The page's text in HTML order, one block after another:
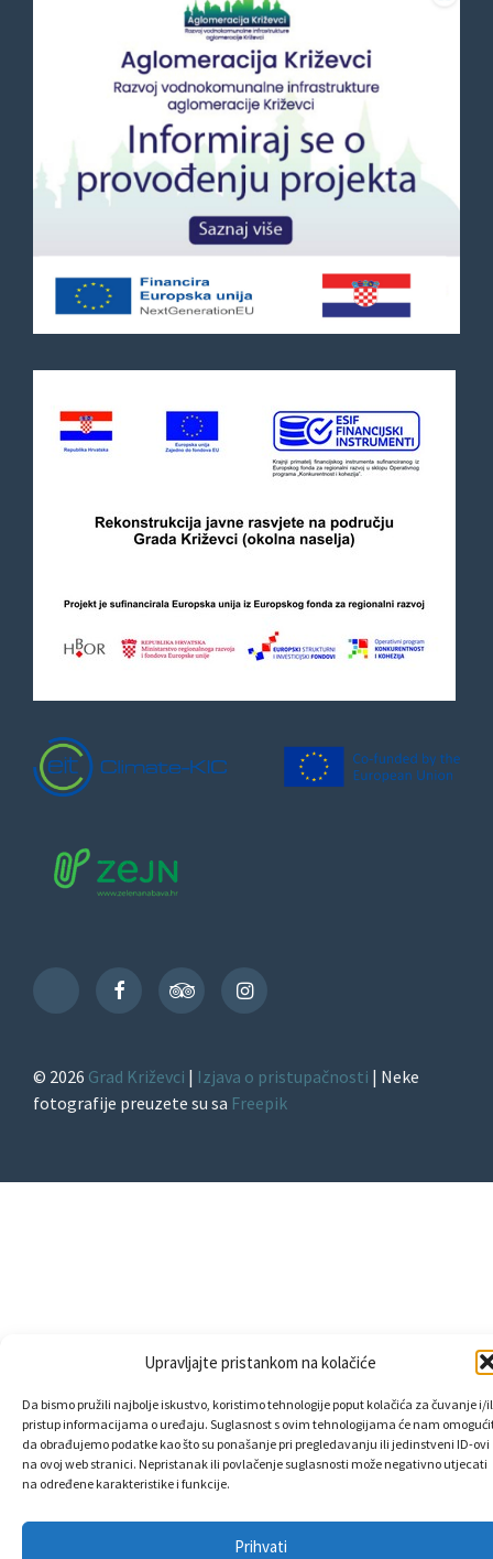
Upravljajte pristankom na kolačiće
Da bismo pružili najbolje iskustvo, koristimo tehnologije poput kolačića za čuvanje i/
pristup informacijama o uređaju. Suglasnost s ovim tehnologijama će nam
da obrađujemo podatke kao što su ponašanje pri pregledavanju ili jedinstveni ID-ovi
na ovoj web stranici. Nepristanak ili povlačenje suglasnosti može negativno utjecati
na određene karakteristike i funkcije.
Prihvati
TikTok
FacebookTripAdvisorInstagram
© 2026 Grad Križevci | Izjava o pristupačnosti | Neke
fotografije preuzete su sa Freepik